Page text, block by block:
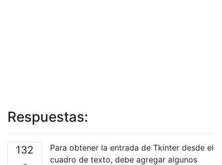
Respuestas:
132
Para obtener la entrada de Tkinter desde el
cuadro de texto, debe agregar algunos